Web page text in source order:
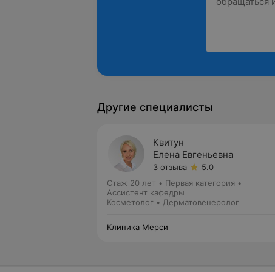
Другие специалисты
Квитун
Елена Евгеньевна
3 отзыва
5.0
Стаж 20 лет • Первая категория •
Ассистент кафедры
Косметолог • Дерматовенеролог
Клиника Мерси